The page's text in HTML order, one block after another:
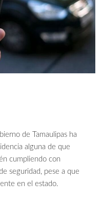
de Tamaulipas ha
alguna de que
cumpliendo con
seguridad, pese a que
en el estado.